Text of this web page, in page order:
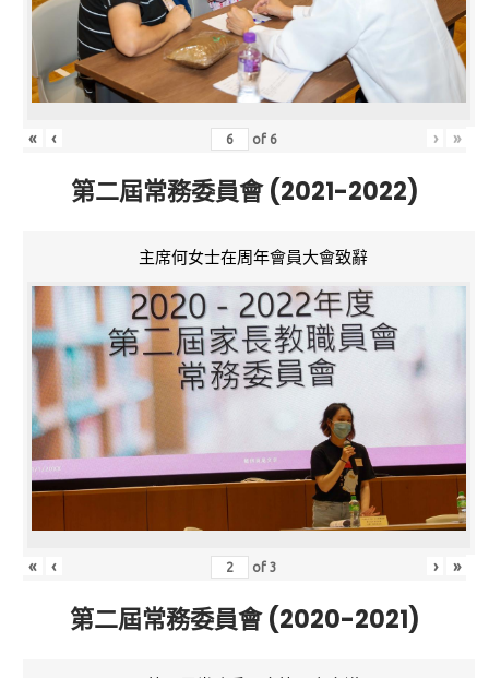
« ‹ of 6 › »
第二屆常務委員會 (2021-2022)
主席何女士在周年會員大會致辭
« ‹ of3 › »
第二屆常務委員會 (2020-2021)